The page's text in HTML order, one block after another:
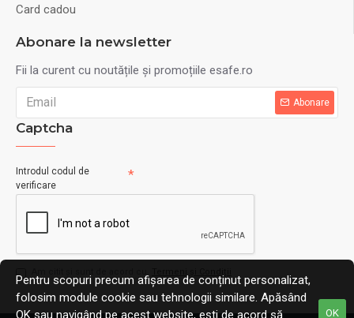
Card cadou
Abonare la newsletter
Fii la curent cu noutățile și promoțiile esafe.ro
Abonare
Captcha
Introdul codul de
verificare
OK
Pentru scopuri precum afișarea de conținut personalizat,
folosim module cookie sau tehnologii similare. Apăsând
OK sau navigând pe acest website, ești de acord să